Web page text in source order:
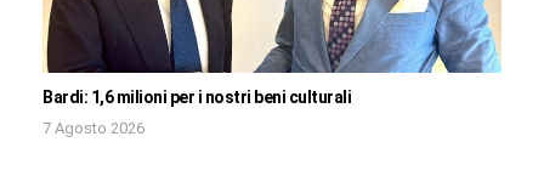
Bardi: 1,6 milioni per i nostri beni culturali
7 Agosto 2026